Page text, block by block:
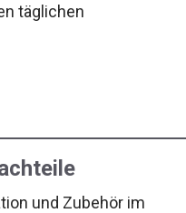
täglichen
und Zubehör im